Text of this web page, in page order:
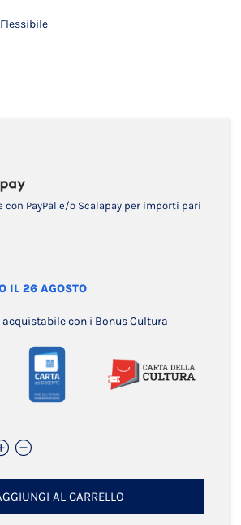
con PayPal e/o Scalapay per importi pari
IL 26 AGOSTO
con i Bonus Cultura
AL CARRELLO